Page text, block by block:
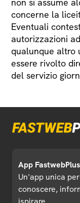
concerne la
Eventuali
autorizzazioni
qualunque altro
essere rivolto
del servizio
App FastwebPlus
Un'app unica per
conoscere,